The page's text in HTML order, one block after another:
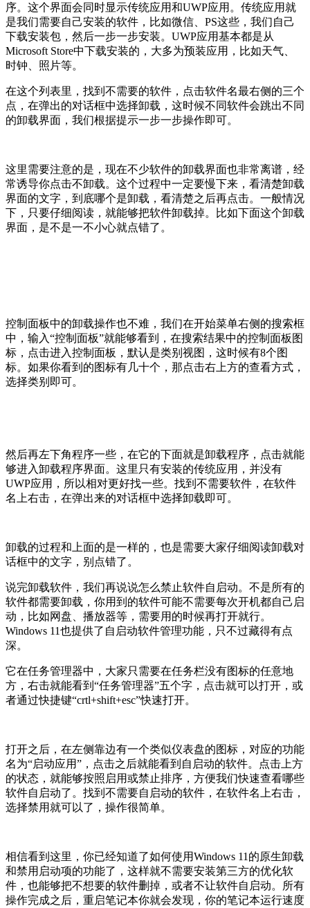
序。这个界面会同时显示传统应用和UWP应用。传统应用就
是我们需要自己安装的软件，比如微信、PS这些，我们自己
下载安装包，然后一步一步安装。UWP应用基本都是从
Microsoft Store中下载安装的，大多为预装应用，比如天气、
时钟、照片等。
在这个列表里，找到不需要的软件，点击软件名最右侧的三个
点，在弹出的对话框中选择卸载，这时候不同软件会跳出不同
的卸载界面，我们根据提示一步一步操作即可。
这里需要注意的是，现在不少软件的卸载界面也非常离谱，经
常诱导你点击不卸载。这个过程中一定要慢下来，看清楚卸载
界面的文字，到底哪个是卸载，看清楚之后再点击。一般情况
下，只要仔细阅读，就能够把软件卸载掉。比如下面这个卸载
界面，是不是一不小心就点错了。
控制面板中的卸载操作也不难，我们在开始菜单右侧的搜索框
中，输入“控制面板”就能够看到，在搜索结果中的控制面板图
标，点击进入控制面板，默认是类别视图，这时候有8个图
标。如果你看到的图标有几十个，那点击右上方的查看方式，
选择类别即可。
然后再左下角程序一些，在它的下面就是卸载程序，点击就能
够进入卸载程序界面。这里只有安装的传统应用，并没有
UWP应用，所以相对更好找一些。找到不需要软件，在软件
名上右击，在弹出来的对话框中选择卸载即可。
卸载的过程和上面的是一样的，也是需要大家仔细阅读卸载对
话框中的文字，别点错了。
说完卸载软件，我们再说说怎么禁止软件自启动。不是所有的
软件都需要卸载，你用到的软件可能不需要每次开机都自己启
动，比如网盘、播放器等，需要用的时候再打开就行。
Windows 11也提供了自启动软件管理功能，只不过藏得有点
深。
它在任务管理器中，大家只需要在任务栏没有图标的任意地
方，右击就能看到“任务管理器”五个字，点击就可以打开，或
者通过快捷键“crtl+shift+esc”快速打开。
打开之后，在左侧靠边有一个类似仪表盘的图标，对应的功能
名为“启动应用”，点击之后就能看到自启动的软件。点击上方
的状态，就能够按照启用或禁止排序，方便我们快速查看哪些
软件自启动了。找到不需要自启动的软件，在软件名上右击，
选择禁用就可以了，操作很简单。
相信看到这里，你已经知道了如何使用Windows 11的原生卸载
和禁用启动项的功能了，这样就不需要安装第三方的优化软
件，也能够把不想要的软件删掉，或者不让软件自启动。所有
操作完成之后，重启笔记本你就会发现，你的笔记本运行速度